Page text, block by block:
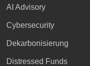
AI Advisory
Cybersecurity
Dekarbonisierung
Distressed Funds